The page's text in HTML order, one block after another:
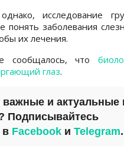
исследование
понять заболевания
их лечения.
сообщалось, что
глаз.
важные и актуальные
Подписывайтесь
в Facebook и Telegram.